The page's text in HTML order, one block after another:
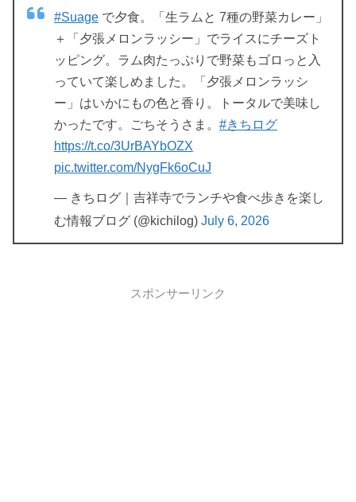
#Suage で夕食。「生ラムと 7種の野菜カレー」
＋「夕張メロンラッシー」でライスにチーズト
ッピング。ラム肉たっぷりで野菜もゴロっと入
っていて楽しめました。「夕張メロンラッシ
ー」はいかにもの色と香り。トータルで美味し
かったです。ごちそうさま。 #きちログ
https://t.co/3UrBAYbOZX
pic.twitter.com/NygFk6oCuJ
— きちログ｜吉祥寺でランチや食べ歩きを楽し
む情報ブログ (@kichilog) July 6, 2026
スポンサーリンク